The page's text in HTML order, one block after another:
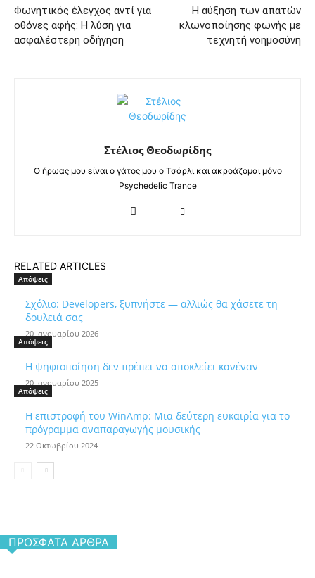
Φωνητικός έλεγχος αντί για
οθόνες αφής: Η λύση για
ασφαλέστερη οδήγηση
Η αύξηση των απατών
κλωνοποίησης φωνής με
τεχνητή νοημοσύνη
Στέλιος Θεοδωρίδης
Ο ήρωας μου είναι ο γάτος μου ο Τσάρλι και ακροάζομαι μόνο
Psychedelic Trance
RELATED ARTICLES
Απόψεις
Σχόλιο: Developers, ξυπνήστε — αλλιώς θα χάσετε τη
δουλειά σας
20 Ιανουαρίου 2026
Απόψεις
Η ψηφιοποίηση δεν πρέπει να αποκλείει κανέναν
20 Ιανουαρίου 2025
Απόψεις
Η επιστροφή του WinAmp: Μια δεύτερη ευκαιρία για το
πρόγραμμα αναπαραγωγής μουσικής
22 Οκτωβρίου 2024
ΠΡΌΣΦΑΤΑ ΆΡΘΡΑ